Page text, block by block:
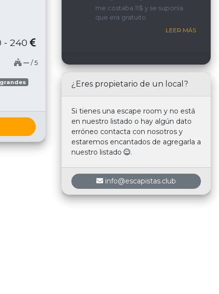
- 240
─ / 5
interacción constante con
nosotros.
me costaba 11$ y se suponía
que era gratuito
LEER MÁS
¿Eres propietario de un local?
Si tienes una escape room y no está
en nuestro listado o hay algún dato
erróneo contacta con nosotros y
estaremos encantados de agregarla a
nuestro listado
.
info@escapistas.club